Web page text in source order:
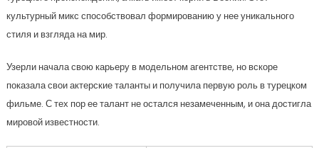
культурный микс способствовал формированию у нее уникального
стиля и взгляда на мир.
Узерли начала свою карьеру в модельном агентстве, но вскоре
показала свои актерские таланты и получила первую роль в турецком
фильме. С тех пор ее талант не остался незамеченным, и она достигла
мировой известности.